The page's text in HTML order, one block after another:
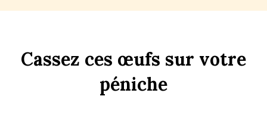
Cassez ces œufs sur votre
péniche